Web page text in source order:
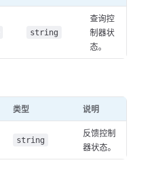
string
查询控
制器状
态。
类型 说明
string
反馈控制
器状态。